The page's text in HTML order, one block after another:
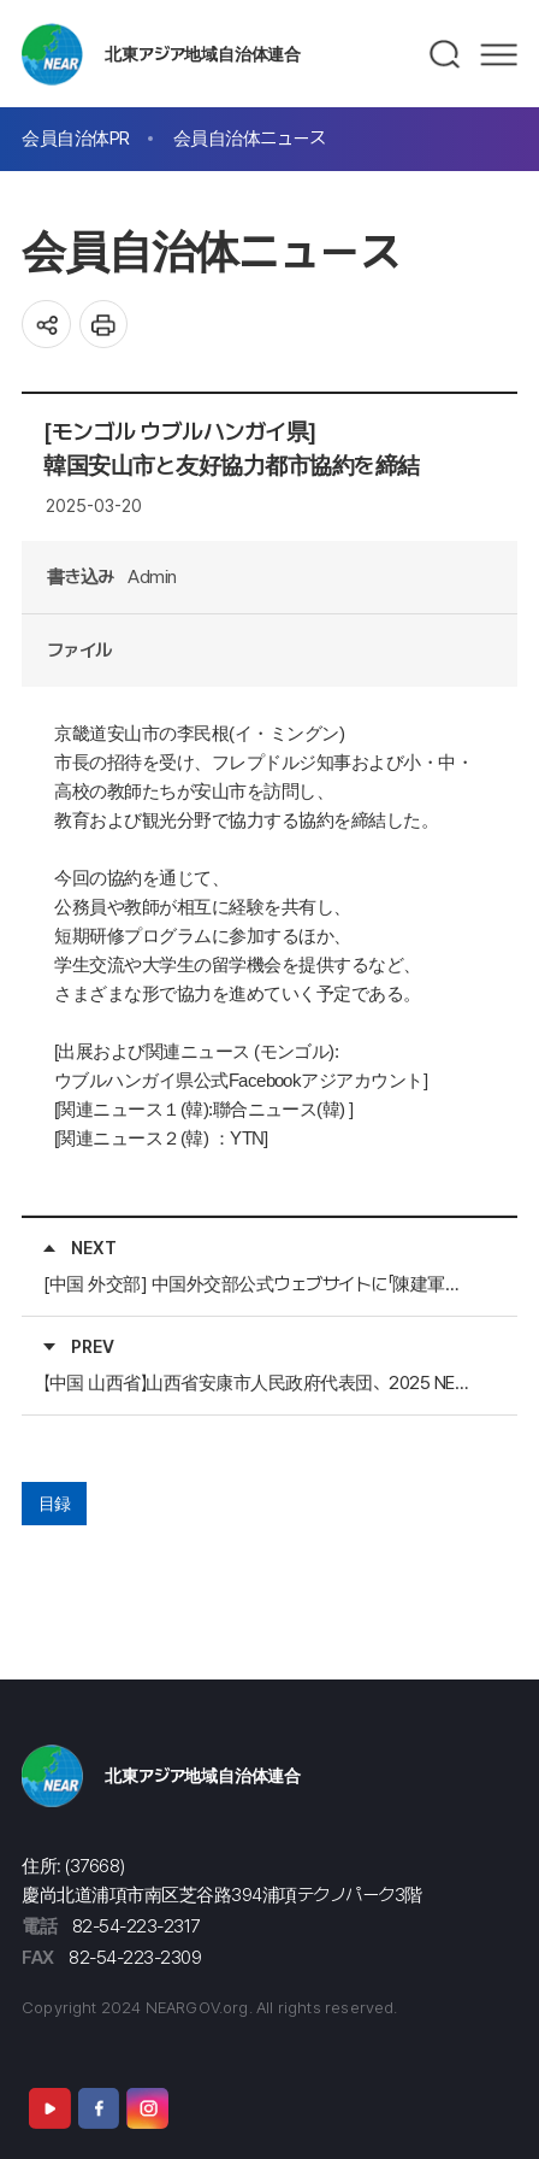
北東アジア地域自治体連合
会員自治体PR 会員自治体ニュース
会員自治体ニュース
[モンゴル ウブルハンガイ県]
韓国安山市と友好協力都市協約を締結
2025-03-20
書き込み Admin
ファイル
京畿道安山市の李民根(イ ・ ミングン)
市長の招待を受け、フレプドルジ知事および小・ 中 ・
高校の教師たちが安山市を訪問し、
教育および観光分野で協力する協約を締結した。
今回の協約を通じて、
公務員や教師が相互に経験を共有し、
短期研修プログラムに参加するほか、
学生交流や大学生の留学機会を提供するなど、
さまざまな形で協力を進めていく予定である。
[出展および関連ニュース (モンゴル):
ウブルハンガイ県公式Facebookアジアカウント]
[関連ニュ ース１ (韓):聯合ニュース(韓) ]
[関連ニュース２(韓) ：YTN]
NEXT
[中国 外交部] 中国外交部公式ウェブサイトに「陳建軍駐済州中国総領事 2025 NEARワークショップ出席および祝辞」のニュースを掲載
PREV
【中国 山西省】山西省安康市人民政府代表団、2025 NEAR会員自治体ワークショップで発表
目録
北東アジア地域自治体連合
住所: (37668)
慶尚北道浦項市南区芝谷路394浦項テクノパーク3階
電話
82-54-223-2317
FAX
82-54-223-2309
Copyright 2024 NEARGOV.org. All rights reserved.